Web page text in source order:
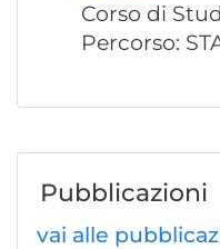
Corso di
Percorso:
Pubblicazioni
vai alle